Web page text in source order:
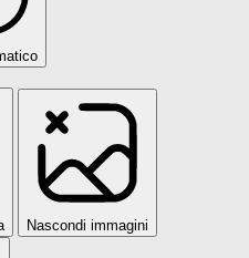
Nascondi immagini